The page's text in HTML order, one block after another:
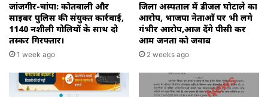
जांजगीर-चांपा: कोतवाली और
साइबर पुलिस की संयुक्त कार्रवाई,
1140 नशीली गोलियों के साथ दो
तस्कर गिरफ्तार।
1 week ago
जिला अस्पताल में डीजल घोटाले का
आरोप, भाजपा नेताओं पर भी लगे
गंभीर आरोप,आज देंगे पीसी कर
आम जनता को जवाब
2 weeks ago